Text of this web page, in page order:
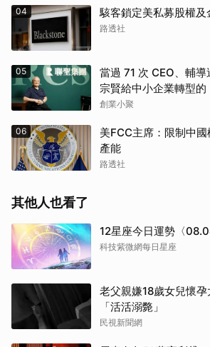
04 駭客鎖定美私募股權
路透社
05
當過 71 次 CEO、輔
宗賢給中小企業轉型
創業小聚
06
美FCC主席：限制中
產能
路透社
其他人也看了
12星座今日運勢〈
科技紫微網每日星座
老父親嫌18歲女兒懷
「活活溺斃」
民視新聞網